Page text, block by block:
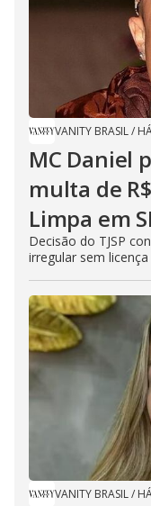
VANITY BRASIL/
MC Daniel
multa de
Limpa em
Decisão do TJSP
irregular sem
VANITY BRASIL/